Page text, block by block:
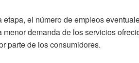
el número de empleos
menor demanda de los servicios
parte de los consumidores.